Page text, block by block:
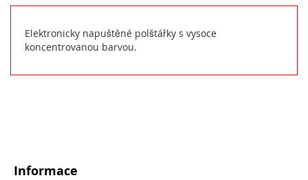
Elektronicky napuštěné polštářky s vysoce
koncentrovanou barvou.
Informace